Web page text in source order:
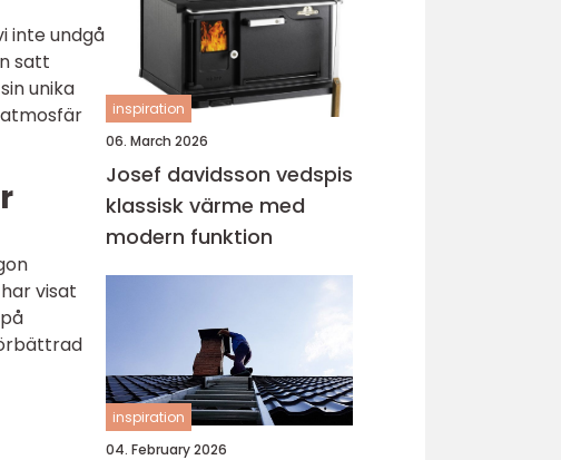
inte undgå
satt
unika
visat
inspiration
06. March 2026
Josef davidsson vedspis
klassisk värme med
modern funktion
inspiration
04. February 2026